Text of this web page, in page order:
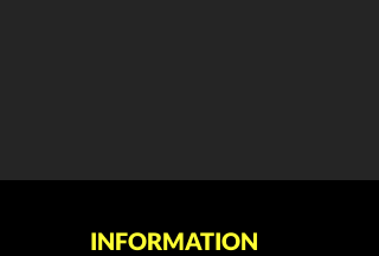
INFORMATION